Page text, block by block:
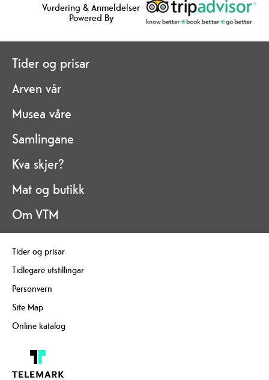
Vurdering & Anmeldelser
Powered By
Tider og prisar
Arven vår
Musea våre
Samlingane
Kva skjer?
Mat og butikk
Om VTM
Tider og prisar
Tidlegare utstillingar
Personvern
Site Map
Online katalog